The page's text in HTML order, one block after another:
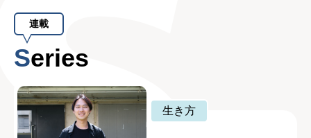
連載
Series
生き方